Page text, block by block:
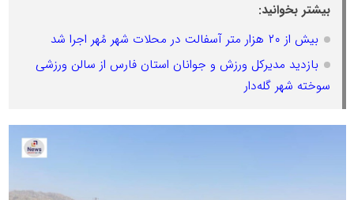
بیشتر بخوانید:
بیش از ۲۰ هزار متر آسفالت در محلات شهر مُهر اجرا شد
بازدید مدیرکل ورزش و جوانان استان فارس از سالن ورزشی
سوخته شهر گله‌دار